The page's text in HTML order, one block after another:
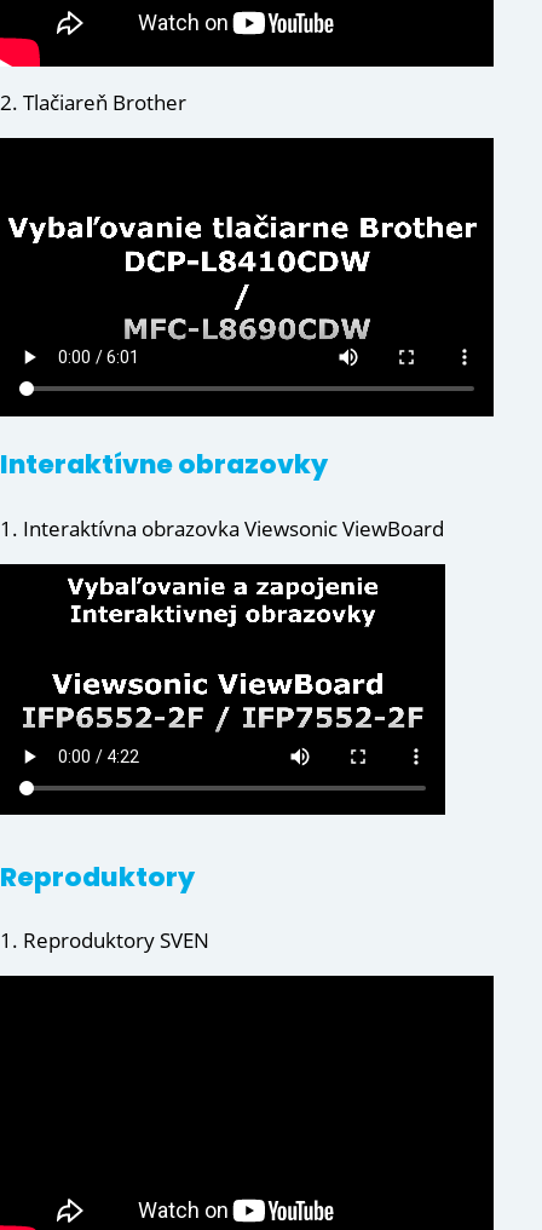
2. Tlačiareň Brother
Interaktívne obrazovky
1. Interaktívna obrazovka Viewsonic ViewBoard
Reproduktory
1. Reproduktory SVEN